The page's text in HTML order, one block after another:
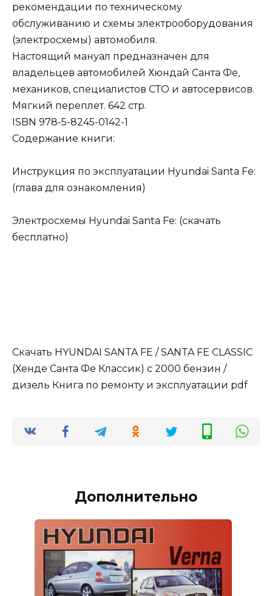
рекомендации по техническому
обслуживанию и схемы электрооборудования
(электросхемы) автомобиля.
Настоящий мануал предназначен для
владельцев автомобилей Хюндай Санта Фе,
механиков, специалистов СТО и автосервисов.
Мягкий переплет. 642 стр.
ISBN 978-5-8245-0142-1
Содержание книги:
Инструкция по эксплуатации Hyundai Santa Fe:
(глава для ознакомления)
Электросхемы Hyundai Santa Fe: (скачать
бесплатно)
Скачать HYUNDAI SANTA FE / SANTA FE CLASSIC
(Хенде Санта Фе Классик) с 2000 бензин /
дизель Книга по ремонту и эксплуатации pdf
Дополнительно